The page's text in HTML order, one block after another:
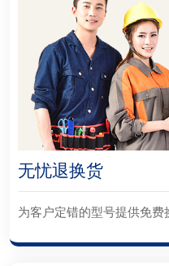
无忧退换货
为客户定错的型号提供免费